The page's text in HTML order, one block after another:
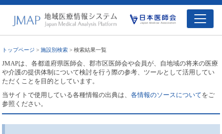
トップページ >施設別検索 > 検索結果一覧
JMAPは、各都道府県医師会、郡市区医師会や会員が、自地域の将来の医療
や介護の提供体制について検討を行う際の参考、ツールとして活用してい
ただくことを目的としています。
当サイトで使用している各種情報の出典は、各情報のソースについてをご
参照ください。